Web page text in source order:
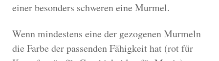
einer besonders schweren eine Murmel.
Wenn mindestens eine der gezogenen Murmeln
die Farbe der passenden Fähigkeit hat (rot für